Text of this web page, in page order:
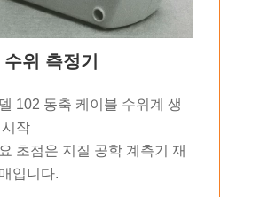
수위 측정기
102 동축 케이블 수위계 생
작
초점은 지질 공학 계측기 재
입니다.